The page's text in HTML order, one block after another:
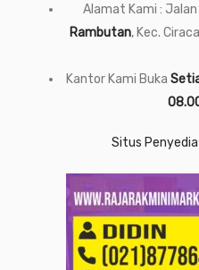
Alamat Kami : Jalan
Rambutan, Kec.
Kantor Kami Buka
Situs